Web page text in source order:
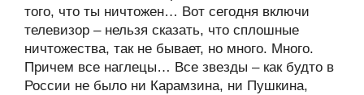
того, что ты ничтожен… Вот сегодня включи
телевизор – нельзя сказать, что сплошные
ничтожества, так не бывает, но много. Много.
Причем все наглецы… Все звезды – как будто в
России не было ни Карамзина, ни Пушкина,